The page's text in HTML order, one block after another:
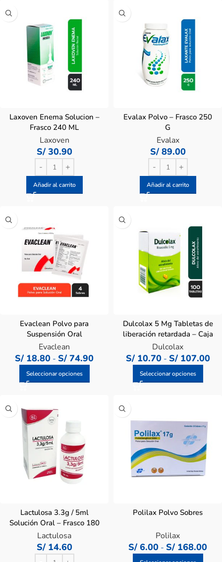
Laxoven Enema Solucion –
Frasco 240 ML
Laxoven
S/30.90
Añadir al carrito
Evalax Polvo – Frasco 250
G
Evalax
S/89.00
Añadir al carrito
Evaclean Polvo para
Suspensión Oral
Evaclean
S/ 18.80 - S/ 74.90
Seleccionar opciones
Dulcolax 5 Mg Tabletas de
liberación retardada – Caja
100 Un
Dulcolax
S/10.70 - S/107.00
Seleccionar opciones
Lactulosa 3.3g / 5ml
Solución Oral – Frasco 180
ML
Lactulosa
S/14.60
Polilax Polvo Sobres
Polilax
S/ 6.00 - S/ 168.00